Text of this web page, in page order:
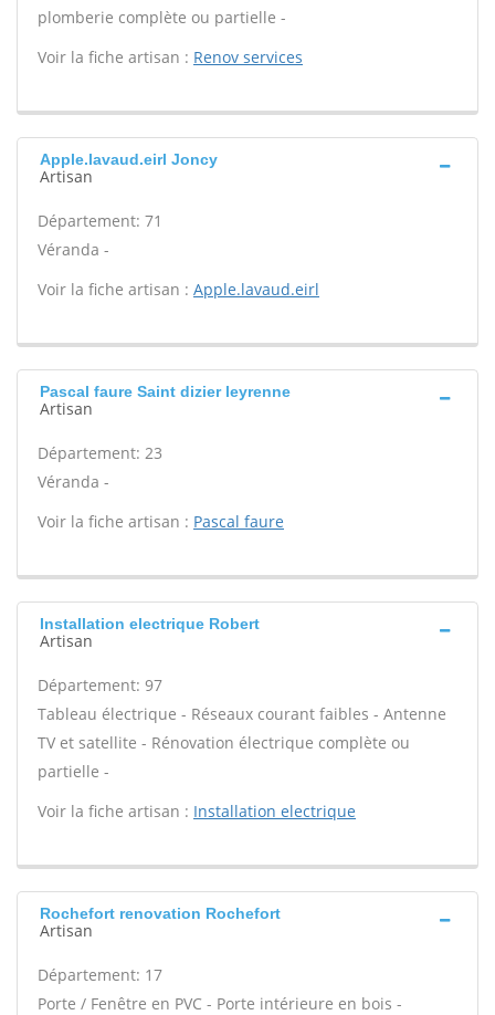
plomberie complète ou partielle -
Voir la fiche artisan : Renov services
Apple.lavaud.eirl Joncy
Artisan
Département: 71
Véranda -
Voir la fiche artisan : Apple.lavaud.eirl
Pascal faure Saint dizier leyrenne
Artisan
Département: 23
Véranda -
Voir la fiche artisan : Pascal faure
Installation electrique Robert
Artisan
Département: 97
Tableau électrique - Réseaux courant faibles - Antenne
TV et satellite - Rénovation électrique complète ou
partielle -
Voir la fiche artisan : Installation electrique
Rochefort renovation Rochefort
Artisan
Département: 17
Porte / Fenêtre en PVC - Porte intérieure en bois -